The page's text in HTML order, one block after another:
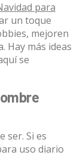
para
un toque
mejoren
Hay más ideas
se
ser. Si es
uso diario